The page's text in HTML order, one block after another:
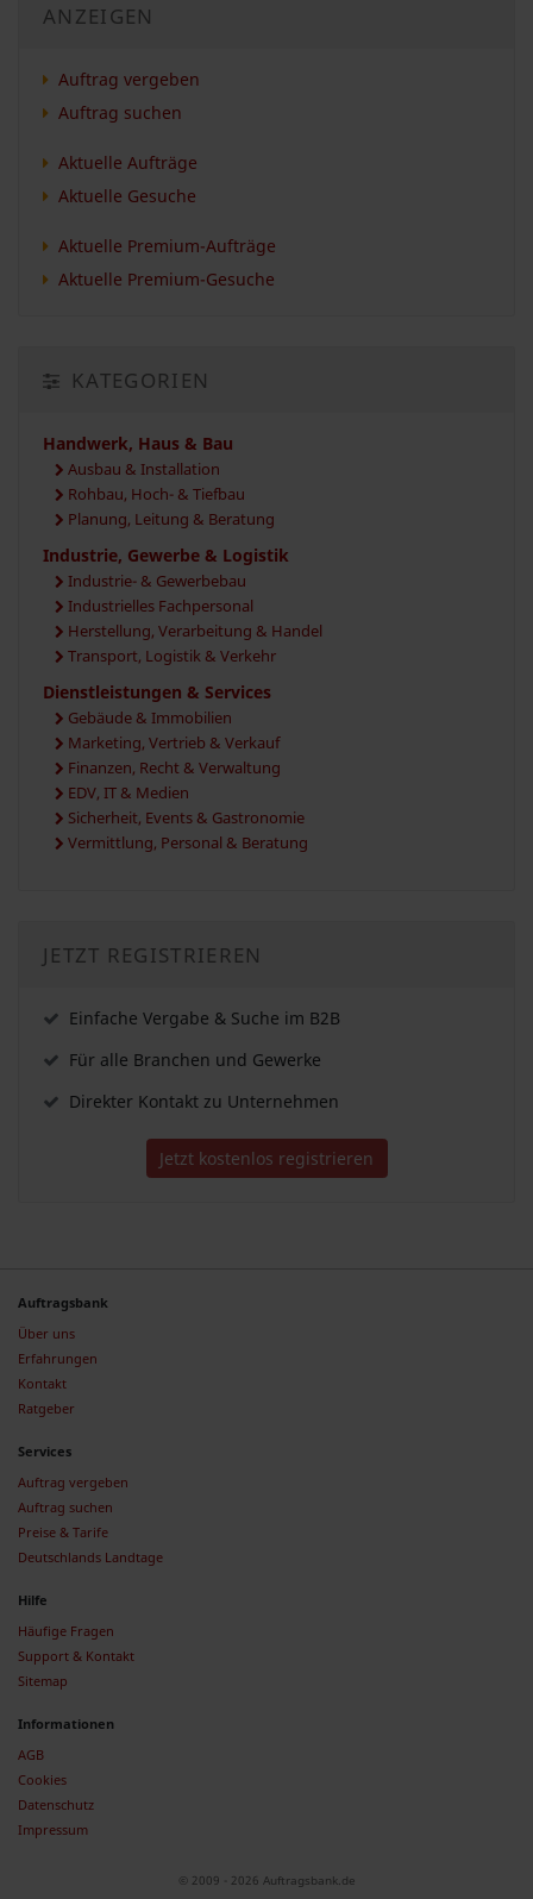
ANZEIGEN
Auftrag vergeben
Auftrag suchen
Aktuelle Aufträge
Aktuelle Gesuche
Aktuelle Premium-Aufträge
Aktuelle Premium-Gesuche
KATEGORIEN
Handwerk, Haus & Bau
Ausbau & Installation
Rohbau, Hoch- & Tiefbau
Planung, Leitung & Beratung
Industrie, Gewerbe & Logistik
Industrie- & Gewerbebau
Industrielles Fachpersonal
Herstellung, Verarbeitung & Handel
Transport, Logistik & Verkehr
Dienstleistungen & Services
Gebäude & Immobilien
Marketing, Vertrieb & Verkauf
Finanzen, Recht & Verwaltung
EDV, IT & Medien
Sicherheit, Events & Gastronomie
Vermittlung, Personal & Beratung
JETZT REGISTRIEREN
Einfache Vergabe & Suche im B2B
Für alle Branchen und Gewerke
Direkter Kontakt zu Unternehmen
Jetzt kostenlos registrieren
Auftragsbank
Über uns
Erfahrungen
Kontakt
Ratgeber
Services
Auftrag vergeben
Auftrag suchen
Preise & Tarife
Deutschlands Landtage
Hilfe
Häufige Fragen
Support & Kontakt
Sitemap
Informationen
AGB
Cookies
Datenschutz
Impressum
© 2009 - 2026 Auftragsbank.de